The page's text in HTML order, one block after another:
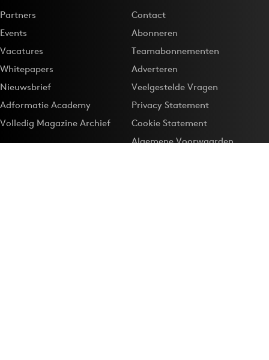
Partners
Events
Vacatures
Whitepapers
Nieuwsbrief
Adformatie Academy
Volledig Magazine Archief
Contact
Abonneren
Teamabonnementen
Adverteren
Veelgestelde Vragen
Privacy Statement
Cookie Statement
Algemene Voorwaarden